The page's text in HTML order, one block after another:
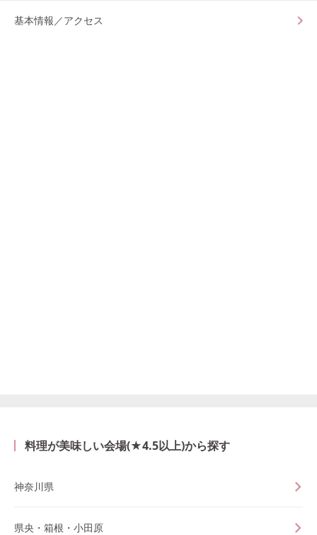
基本情報／アクセス
料理が美味しい会場(★4.5以上)から探す
神奈川県
県央・箱根・小田原